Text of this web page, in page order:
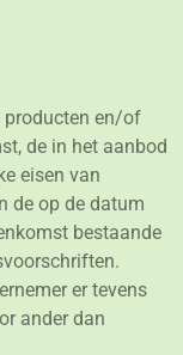
producten en/of
de in het aanbod
eisen van
de op de datum
bestaande
er tevens
ander dan